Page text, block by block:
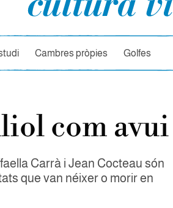
Cambres pròpies Golfes
com avui
Carrà i Jean Cocteau són
que van néixer o morir en